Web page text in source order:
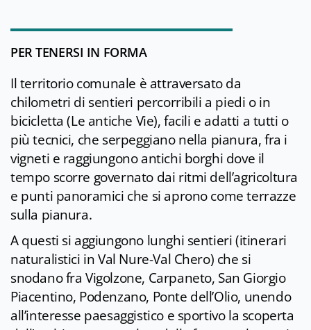
PER TENERSI IN FORMA
Il territorio comunale è attraversato da
chilometri di sentieri percorribili a piedi o in
bicicletta (Le antiche Vie), facili e adatti a tutti o
più tecnici, che serpeggiano nella pianura, fra i
vigneti e raggiungono antichi borghi dove il
tempo scorre governato dai ritmi dell’agricoltura
e punti panoramici che si aprono come terrazze
sulla pianura.
A questi si aggiungono lunghi sentieri (itinerari
naturalistici in Val Nure-Val Chero) che si
snodano fra Vigolzone, Carpaneto, San Giorgio
Piacentino, Podenzano, Ponte dell’Olio, unendo
all’interesse paesaggistico e sportivo la scoperta